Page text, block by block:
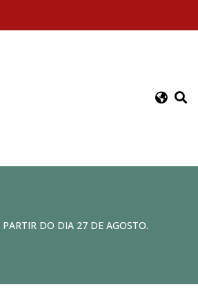
DO DIA 27 DE AGOSTO.